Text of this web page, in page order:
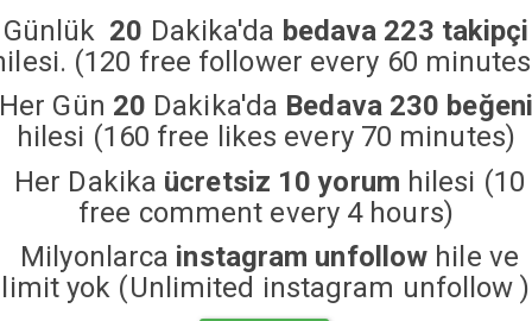
Günlük 20 Dakika'da bedava 223 takipçi
(120 free follower every 60
Her Gün 20 Dakika'da Bedava 230 beğeni
hilesi (160 free likes every 70 minutes)
Her Dakika ücretsiz 10 yorum hilesi (10
free comment every 4 hours)
Milyonlarca instagram unfollow hile ve
limit yok (Unlimited instagram unfollow )